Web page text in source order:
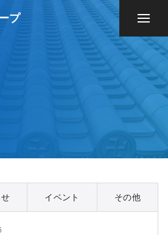
プ
イベント その他